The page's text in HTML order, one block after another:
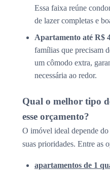
Essa faixa reúne
de lazer completas e
Apartamento até R$
famílias que precisam
um cômodo extra,
necessária ao redor.
Qual o melhor tipo
esse orçamento?
O imóvel ideal depende
suas prioridades. Entre as
apartamentos de 1